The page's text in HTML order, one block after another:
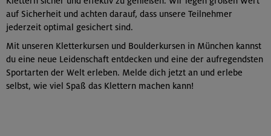
auf Sicherheit und achten darauf, dass unsere Teilnehmer
jederzeit optimal gesichert sind.
Mit unseren Kletterkursen und Boulderkursen in München kannst
du eine neue Leidenschaft entdecken und eine der aufregendsten
Sportarten der Welt erleben. Melde dich jetzt an und erlebe
selbst, wie viel Spaß das Klettern machen kann!